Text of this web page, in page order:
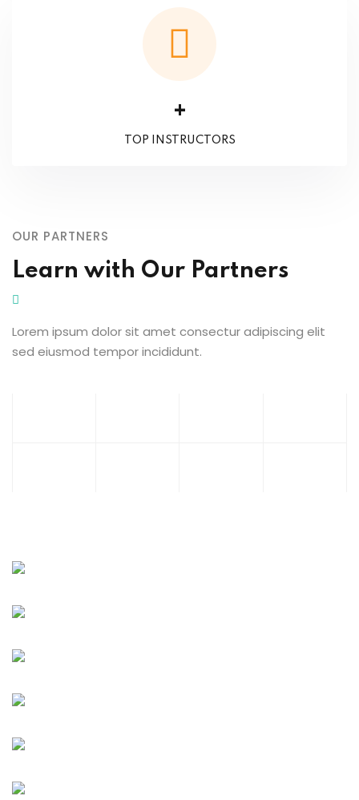
+
TOP INSTRUCTORS
OUR PARTNERS
Learn with Our Partners
Lorem ipsum dolor sit amet consectur adipiscing elit
sed eiusmod tempor incididunt.